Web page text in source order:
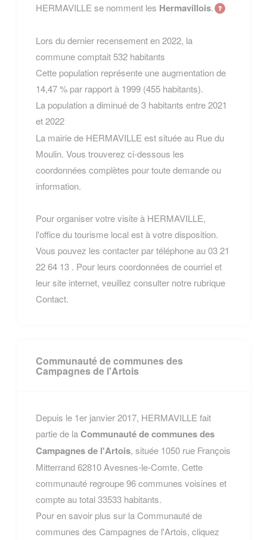
HERMAVILLE se nomment les Hermavillois.
Lors du dernier recensement en 2022, la
commune comptait 532 habitants
Cette population représente une augmentation de
14,47 % par rapport à 1999 (455 habitants).
La population a diminué de 3 habitants entre 2021
et 2022
La mairie de HERMAVILLE est située au Rue du
Moulin. Vous trouverez ci-dessous les
coordonnées complètes pour toute demande ou
information.
Pour organiser votre visite à HERMAVILLE,
l'office du tourisme local est à votre disposition.
Vous pouvez les contacter par téléphone au 03 21
22 64 13 . Pour leurs coordonnées de courriel et
leur site internet, veuillez consulter notre rubrique
Contact.
Communauté de communes des
Campagnes de l'Artois
Depuis le 1er janvier 2017, HERMAVILLE fait
partie de laCommunauté de communes des
Campagnes de l'Artois, située 1050 rue François
Mitterrand 62810 Avesnes-le-Comte. Cette
communauté regroupe 96 communes voisines et
compte au total 33533 habitants.
Pour en savoir plus sur la Communauté de
communes des Campagnes de l'Artois, cliquez